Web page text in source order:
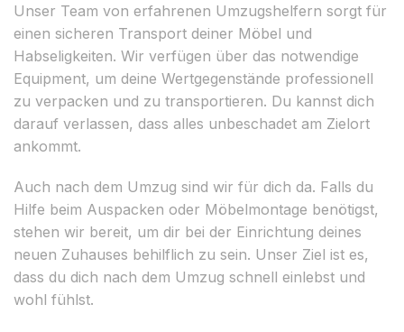
Unser Team von erfahrenen Umzugshelfern sorgt für
einen sicheren Transport deiner Möbel und
Habseligkeiten. Wir verfügen über das notwendige
Equipment, um deine Wertgegenstände professionell
zu verpacken und zu transportieren. Du kannst dich
darauf verlassen, dass alles unbeschadet am Zielort
ankommt.
Auch nach dem Umzug sind wir für dich da. Falls du
Hilfe beim Auspacken oder Möbelmontage benötigst,
stehen wir bereit, um dir bei der Einrichtung deines
neuen Zuhauses behilflich zu sein. Unser Ziel ist es,
dass du dich nach dem Umzug schnell einlebst und
wohl fühlst.